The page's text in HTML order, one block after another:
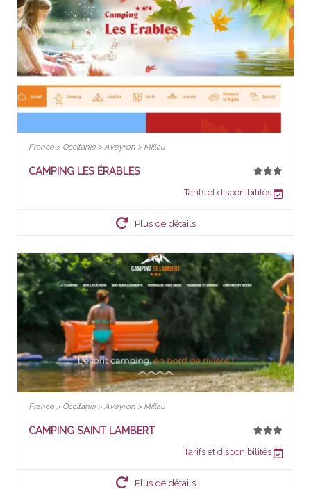
France > Occitanie > Aveyron > Millau
CAMPING LES ÉRABLES
Tarifs et disponibilités
Plus de détails
France > Occitanie > Aveyron > Millau
CAMPING SAINT LAMBERT
Tarifs et disponibilités
Plus de détails